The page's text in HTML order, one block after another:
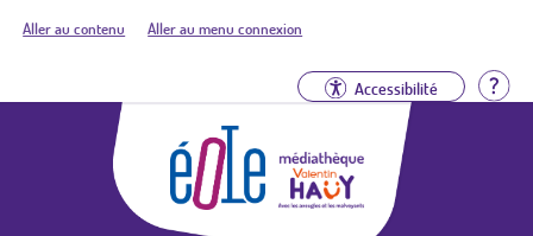
Aller au contenu Aller au menu connexion
Accessibilité